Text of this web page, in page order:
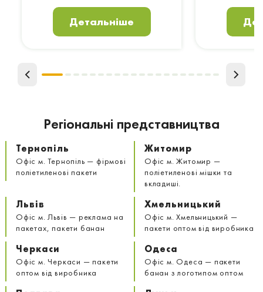
Детальніше
Регіональні представництва
Тернопіль
Офіс м. Тернопіль — фірмові
поліетиленові пакети
Житомир
Офіс м. Житомир —
поліетиленові мішки та
вкладиші.
Львів
Офіс м. Львів — реклама на
пакетах, пакети банан
Хмельницький
Офіс м. Хмельницький —
пакети оптом від виробника
Черкаси
Офіс м. Черкаси — пакети
оптом від виробника
Одеса
Офіс м. Одеса — пакети
банан з логотипом оптом